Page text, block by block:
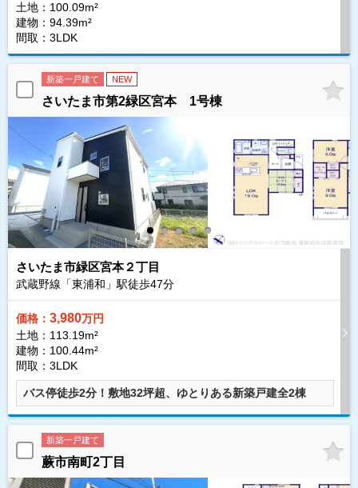
土地：100.09m²
建物：94.39m²
間取：3LDK
新築一戸建て NEW
さいたま市第2緑区宮本 1号棟
さいたま市緑区宮本２丁目
武蔵野線「東浦和」駅徒歩47分
価格： 3,980万円
土地：113.19m²
建物：100.44m²
間取：3LDK
バス停徒歩2分！敷地32坪超、ゆとりある新築戸建全2棟
新築一戸建て
蕨市南町2丁目